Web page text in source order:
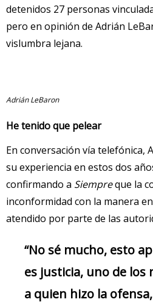
detenidos 27 personas
pero en opinión de Adrián
vislumbra lejana.
Adrián LeBaron
He tenido que pelear
En conversación vía telefónica,
su experiencia en estos dos
confirmando a Siempreque la
inconformidad con la manera
atendido por parte de las
“No sé mucho, esto
es justicia, uno de los
a quien hizo la